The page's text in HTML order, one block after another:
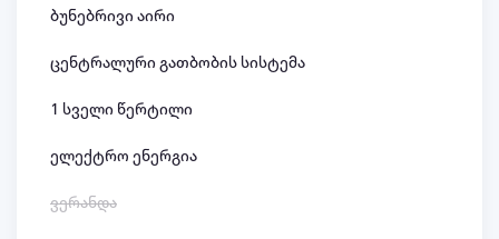
ბუნებრივი აირი
ცენტრალური გათბობის სისტემა
1 სველი წერტილი
ელექტრო ენერგია
ვერანდა